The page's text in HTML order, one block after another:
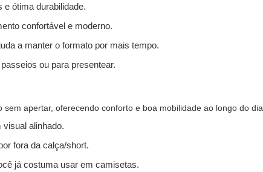
ótima durabilidade.
confortável e moderno.
a manter o formato por mais tempo.
ou para presentear.
apertar, oferecendo conforto e boa mobilidade ao longo do dia.
alinhado.
fora da calça/short.
já costuma usar em camisetas.